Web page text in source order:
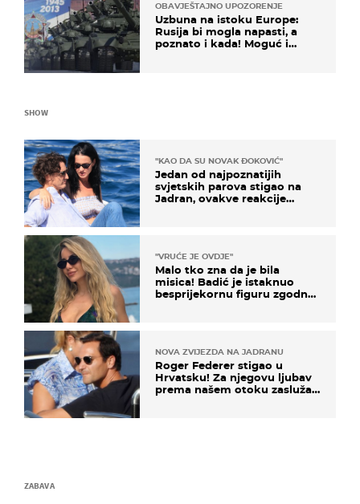
OBAVJEŠTAJNO UPOZORENJE
Uzbuna na istoku Europe:
Rusija bi mogla napasti, a
poznato i kada! Moguć i
SHOW
"KAO DA SU NOVAK ĐOKOVIĆ"
Jedan od najpoznatijih
svjetskih parova stigao na
Jadran, ovakve reakcije
"VRUĆE JE OVDJE"
Malo tko zna da je bila
misica! Badić je istaknuo
besprijekornu figuru zgodne
NOVA ZVIJEZDA NA JADRANU
Roger Federer stigao u
Hrvatsku! Za njegovu ljubav
prema našem otoku zaslužan
ZABAVA